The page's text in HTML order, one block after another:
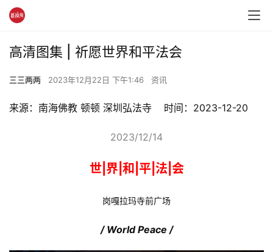
高清图集 | 祈愿世界和平法会
三三两两 2023年12月22日 下午1:46 资讯
来源： 南海佛教 顿顿 深圳弘法寺    时间：2023-12-20
2023/12/14
世|界|和|平|法|会
岗嘎拉玛寺前广场
/ World Peace /